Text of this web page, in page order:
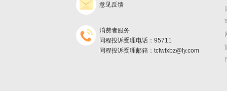
意见反馈
消费者服务
同程投诉受理电话：95711
同程投诉受理邮箱：tcfwfxbz@ly.com